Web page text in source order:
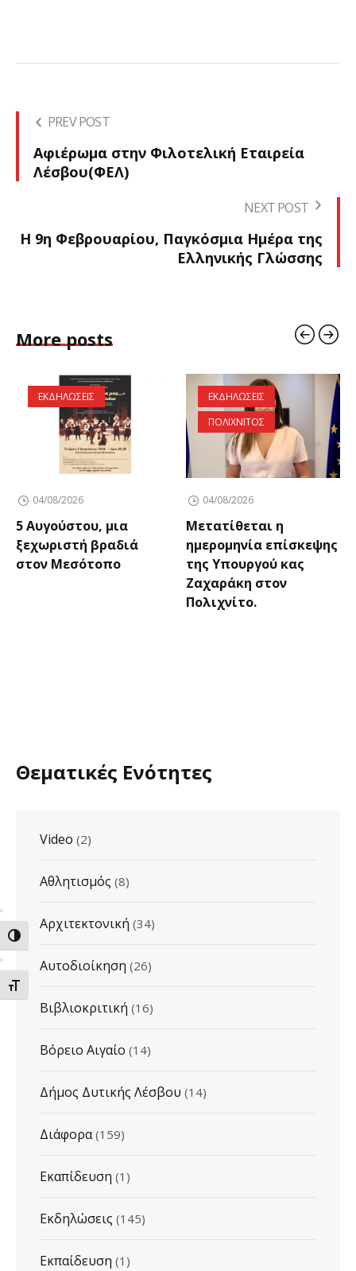
ΕΝΑΛΛΑΓΗ ΥΨΗΛΗΣ ΑΝΤΙΘΕΣΗΣ
ΕΝΑΛΛΑΓΗ ΜΕΓΕΘΟΥΣ ΓΡΑΜΜΑΤΩΝ
PREV POST
Αφιέρωμα στην Φιλοτελική Εταιρεία
Λέσβου(ΦΕΛ)
NEXT POST
Η 9η Φεβρουαρίου, Παγκόσμια Ημέρα της
Ελληνικής Γλώσσης
More posts
ΕΚΔΗΛΩΣΕΙΣ
04/08/2026
5 Αυγούστου, μια
ξεχωριστή βραδιά
στον Μεσότοπο
ΕΚΔΗΛΩΣΕΙΣ
ΠΟΛΙΧΝΙΤΟΣ
04/08/2026
Μετατίθεται η
ημερομηνία επίσκεψης
της Υπουργού κας
Ζαχαράκη στον
Πολιχνίτο.
Θεματικές Ενότητες
Video (2)
Αθλητισμός (8)
Αρχιτεκτονική (34)
Αυτοδιοίκηση (26)
Βιβλιοκριτική (16)
Βόρειο Αιγαίο (14)
Δήμος Δυτικής Λέσβου (14)
Διάφορα(159)
Εκαπίδευση (1)
Εκδηλώσεις (145)
Εκπαίδευση (1)